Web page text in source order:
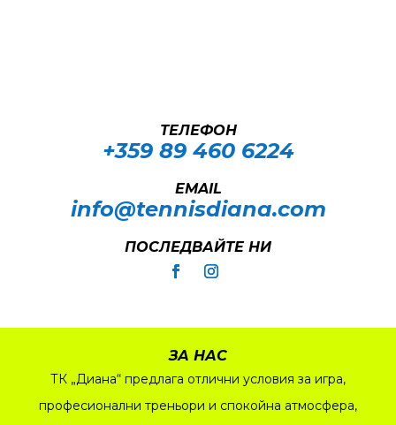
ТЕЛЕФОН
+359 89 460 6224­
EMAIL
info@tennisdiana.com
ПОСЛЕДВАЙТЕ НИ
ЗА НАС
ТК „Диана“ предлага отлични условия за игра,
професионални треньори и спокойна атмосфера,